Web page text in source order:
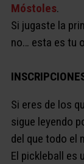
Móstoles.
Si jugaste la
no… esta es tu
Si eres de los
sigue leyendo
del que todo el
El pickleball es